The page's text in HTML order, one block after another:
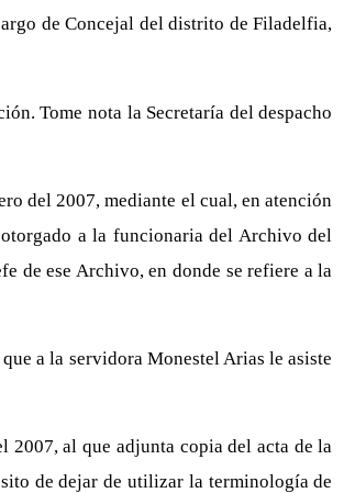
de Concejal del distrito de Filadelfia,
Tome nota la Secretaría del despacho
del 2007, mediante el cual, en atención
a la funcionaria del Archivo del
de ese Archivo, en donde se refiere a la
a la servidora Monestel Arias le asiste
2007, al que adjunta copia del acta de la
de dejar de utilizar la terminología de